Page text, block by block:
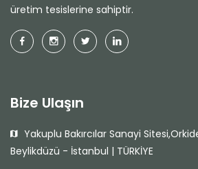
üretim tesislerine sahiptir.
Bize Ulaşın
Yakuplu Bakırcılar Sanayi
Beylikdüzü - İstanbul | TÜRKİYE